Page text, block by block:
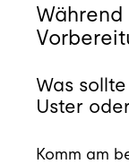
Während
Was
Uster
Komm am